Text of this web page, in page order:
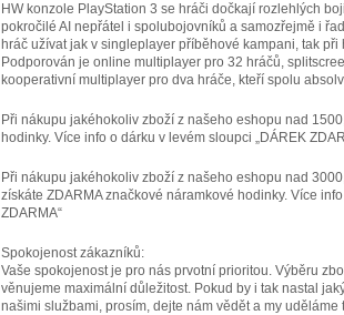
HW konzole PlayStation 3 se hráči dočkají rozlehlých
pokročilé AI nepřátel i spolubojovníků a samozřejmě i
hráč užívat jak v singleplayer příběhové kampani, tak
Podporován je online multiplayer pro 32 hráčů,
kooperativní multiplayer pro dva hráče, kteří spolu
Při nákupu jakéhokoliv zboží z našeho eshopu nad
hodinky. Více info o dárku v levém sloupci „DÁREK
Při nákupu jakéhokoliv zboží z našeho eshopu nad
získáte ZDARMA značkové náramkové hodinky. Více
ZDARMA“
Spokojenost zákazníků:
Vaše spokojenost je pro nás prvotní prioritou. Výběru
věnujeme maximální důležitost. Pokud by i tak nastal
našimi službami, prosím, dejte nám vědět a my